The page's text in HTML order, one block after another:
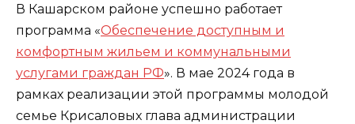
В Кашарском районе успешно работает
программа «Обеспечение доступным и
комфортным жильем и коммунальными
услугами граждан РФ». В мае 2024 года в
рамках реализации этой программы молодой
семье Крисаловых глава администрации